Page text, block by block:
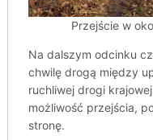
Przejście w
Na dalszym odcinku
chwilę drogą między
ruchliwej drogi
możliwość przejścia,
stronę.